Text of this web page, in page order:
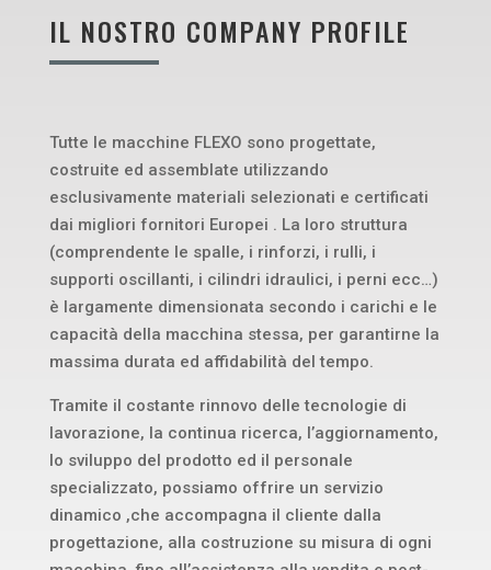
IL NOSTRO COMPANY PROFILE
Tutte le macchine FLEXO sono progettate,
costruite ed assemblate utilizzando
esclusivamente materiali selezionati e certificati
dai migliori fornitori Europei . La loro struttura
(comprendente le spalle, i rinforzi, i rulli, i
supporti oscillanti, i cilindri idraulici, i perni ecc…)
è largamente dimensionata secondo i carichi e le
capacità della macchina stessa, per garantirne la
massima durata ed affidabilità del tempo.
Tramite il costante rinnovo delle tecnologie di
lavorazione, la continua ricerca, l’aggiornamento,
lo sviluppo del prodotto ed il personale
specializzato, possiamo offrire un servizio
dinamico ,che accompagna il cliente dalla
progettazione, alla costruzione su misura di ogni